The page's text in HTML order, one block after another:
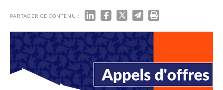
PARTAGER CE CONTENU :